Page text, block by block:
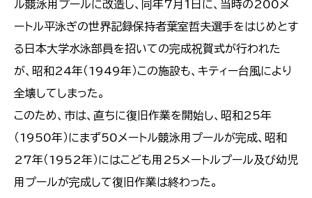
ル競泳用プールに改造し、同年7月1日に、当時の200メ
ートル平泳ぎの世界記録保持者葉室哲夫選手をはじめとす
る日本大学水泳部員を招いての完成祝賀式が行われた
が、昭和24年（1949年）この施設も、キティー台風により
全壊してしまった。
このため、市は、直ちに復旧作業を開始し、昭和25年
（1950年）にまず50メートル競泳用プールが完成、昭和
27年（1952年）にはこども用25メートルプール及び幼児
用プールが完成して復旧作業は終わった。